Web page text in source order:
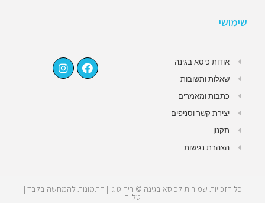
שימושי
אודות כיסא בגינה
שאלות ותשובות
כתבות ומאמרים
יצירת קשר וסניפים
תקנון
הצהרת נגישות
כל הזכויות שמורות לכיסא בגינה © ריהוט גן | התמונות להמחשה בלבד |
טל"ח